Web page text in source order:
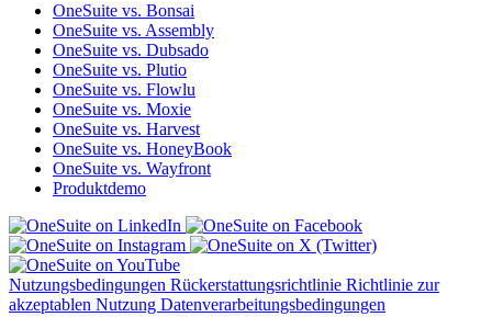
OneSuite vs. Bonsai
OneSuite vs. Assembly
OneSuite vs. Dubsado
OneSuite vs. Plutio
OneSuite vs. Flowlu
OneSuite vs. Moxie
OneSuite vs. Harvest
OneSuite vs. HoneyBook
OneSuite vs. Wayfront
Produktdemo
Nutzungsbedingungen Rückerstattungsrichtlinie Richtlinie zur
akzeptablen Nutzung Datenverarbeitungsbedingungen